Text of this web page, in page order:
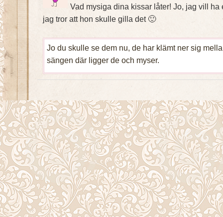
Vad mysiga dina kissar låter! Jo, jag vill
jag tror att hon skulle gilla det 🙂
Jo du skulle se dem nu, de har klämt ner sig
sängen där ligger de och myser.